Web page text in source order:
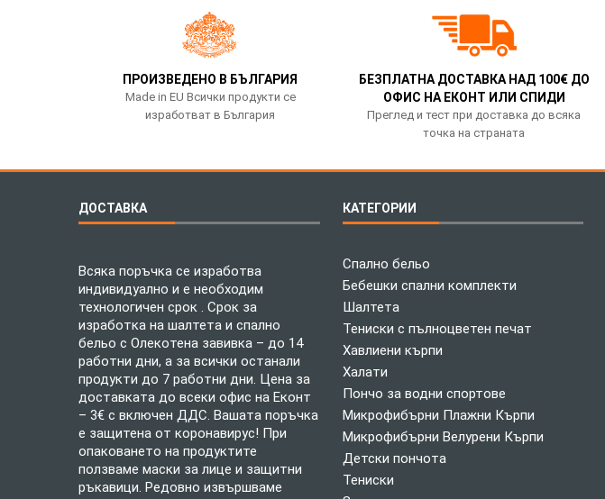
ПРОИЗВЕДЕНО В БЪЛГАРИЯ
Made in EU Всички продукти се
изработват в България
БЕЗПЛАТНА ДОСТАВКА НАД 100€ ДО
ОФИС НА ЕКОНТ ИЛИ СПИДИ
Преглед и тест при доставка до всяка
точка на страната
ДОСТАВКА
Всяка поръчка се изработва
индивидуално и е необходим
технологичен срок . Срок за
изработка на шалтета и спално
бельо с Олекотена завивка – до 14
работни дни, а за всички останали
продукти до 7 работни дни. Цена за
доставката до всеки офис на Еконт
– 3€ с включен ДДС. Вашата поръчка
е защитена от коронавирус! При
опаковането на продуктите
ползваме маски за лице и защитни
ръкавици. Редовно извършваме
КАТЕГОРИИ
Спално бельо
Бебешки спални комплекти
Шалтета
Тениски с пълноцветен печат
Хавлиени кърпи
Халати
Пончо за водни спортове
Микрофибърни Плажни Кърпи
Микрофибърни Велурени Кърпи
Детски пончота
Тениски